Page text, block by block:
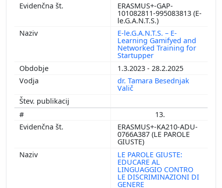
ERASMUS+-GAP-
101082811-995083813 (E-
le.G.A.N.T.S.)
E-le.G.A.N.T.S. – E-
Learning Gamifyed and
Networked Training for
Startupper
1.3.2023 - 28.2.2025
dr. Tamara Besednjak
Valič
13.
ERASMUS+-KA210-ADU-
0766A387 (LE PAROLE
GIUSTE)
LE PAROLE GIUSTE:
EDUCARE AL
LINGUAGGIO CONTRO
LE DISCRIMINAZIONI DI
GENERE